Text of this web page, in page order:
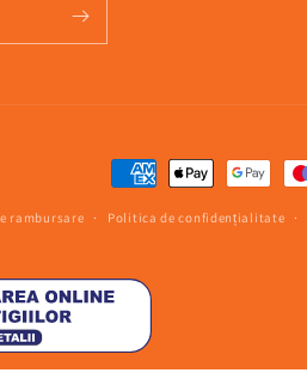
Metode
de
rambursare Politica de confidențialitate